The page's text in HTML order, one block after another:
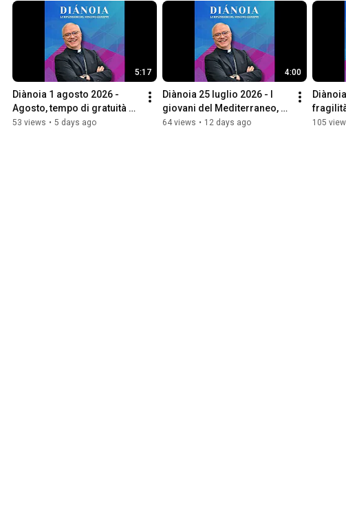
5:17
Diànoia 1 agosto 2026 -
Agosto, tempo di gratuità e
di sguardo contemplativo
53 views • 5 days ago
4:00
Diànoia 25 luglio 2026 - I
giovani del Mediterraneo,
costruttori di pace e di
64 views • 12 days ago 105